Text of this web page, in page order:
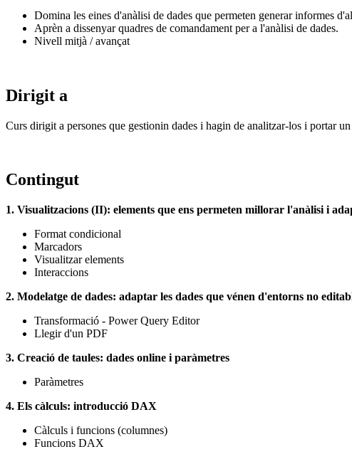
Domina les eines d'anàlisi de dades que permeten generar informes
Aprèn a dissenyar quadres de comandament per a l'anàlisi de dades.
Nivell mitjà / avançat
Dirigit a
Curs dirigit a persones que gestionin dades i hagin de analitzar-los i portar
Contingut
1. Visualitzacions (II): elements que ens permeten millorar l'anàlisi i
Format condicional
Marcadors
Visualitzar elements
Interaccions
2. Modelatge de dades: adaptar les dades que vénen d'entorns no
Transformació - Power Query Editor
Llegir d'un PDF
3. Creació de taules: dades online i paràmetres
Paràmetres
4. Els càlculs: introducció DAX
Càlculs i funcions (columnes)
Funcions DAX